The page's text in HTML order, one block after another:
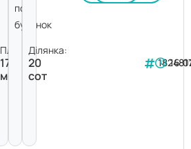
Площа:
1700
м²
пов.
будинок
Ділянка:
20
сот